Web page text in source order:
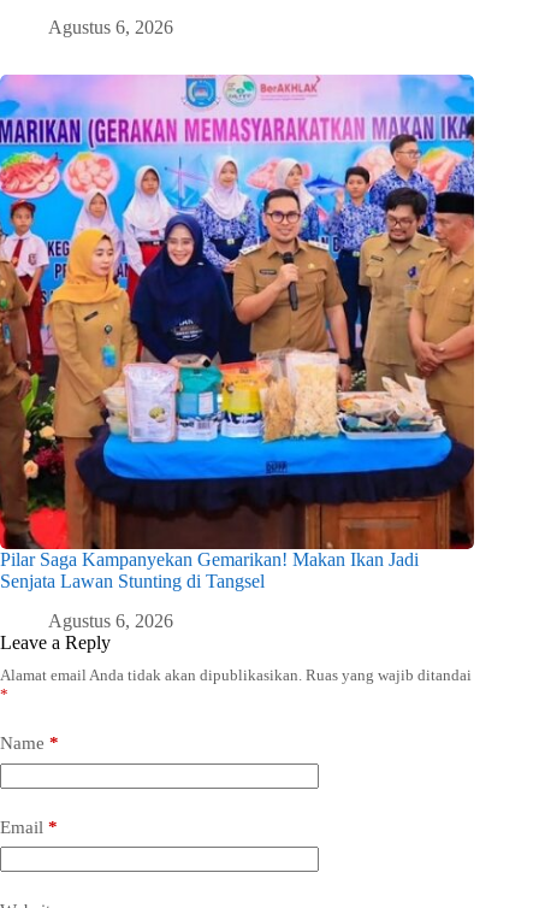
Agustus 6, 2026
Pilar Saga Kampanyekan Gemarikan! Makan Ikan Jadi
Senjata Lawan Stunting di Tangsel
Agustus 6, 2026
Leave a Reply
Alamat email Anda tidak akan dipublikasikan. Ruas yang wajib ditandai
*
Name *
Email *